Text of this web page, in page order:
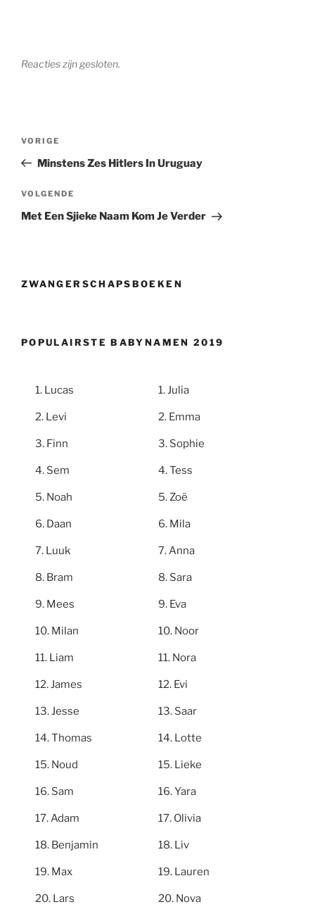
Reacties zijn gesloten.
Berichtnavigatie
Vorig
bericht
VORIGE
Minstens Zes Hitlers In Uruguay
Volgend
bericht
VOLGENDE
Met Een Sjieke Naam Kom Je Verder
ZWANGERSCHAPSBOEKEN
POPULAIRSTE BABYNAMEN 2019
Lucas
Levi
Finn
Sem
Noah
Daan
Luuk
Bram
Mees
Milan
Liam
James
Jesse
Thomas
Noud
Sam
Adam
Benjamin
Max
Lars
Julia
Emma
Sophie
Tess
Zoë
Mila
Anna
Sara
Eva
Noor
Nora
Evi
Saar
Lotte
Lieke
Yara
Olivia
Liv
Lauren
Nova